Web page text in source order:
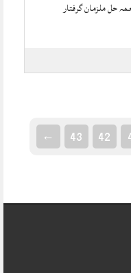
حل ملزمان گرفتار
42
43
←